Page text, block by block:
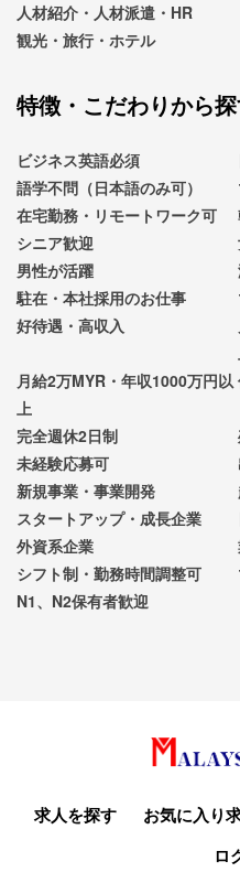
人材紹介・人材派遣・HR
観光・旅行・ホテル
特徴・こだわりから
ビジネス英語必須
語学不問（日本語のみ可）
在宅勤務・リモートワーク可
シニア歓迎
男性が活躍
駐在・本社採用のお仕事
好待遇・高収入
月給2万MYR・年収1000万円以
上
完全週休2日制
未経験応募可
新規事業・事業開発
スタートアップ・成長企業
外資系企業
シフト制・勤務時間調整可
N1、N2保有者歓迎
求人を探す お気に入り
ロ